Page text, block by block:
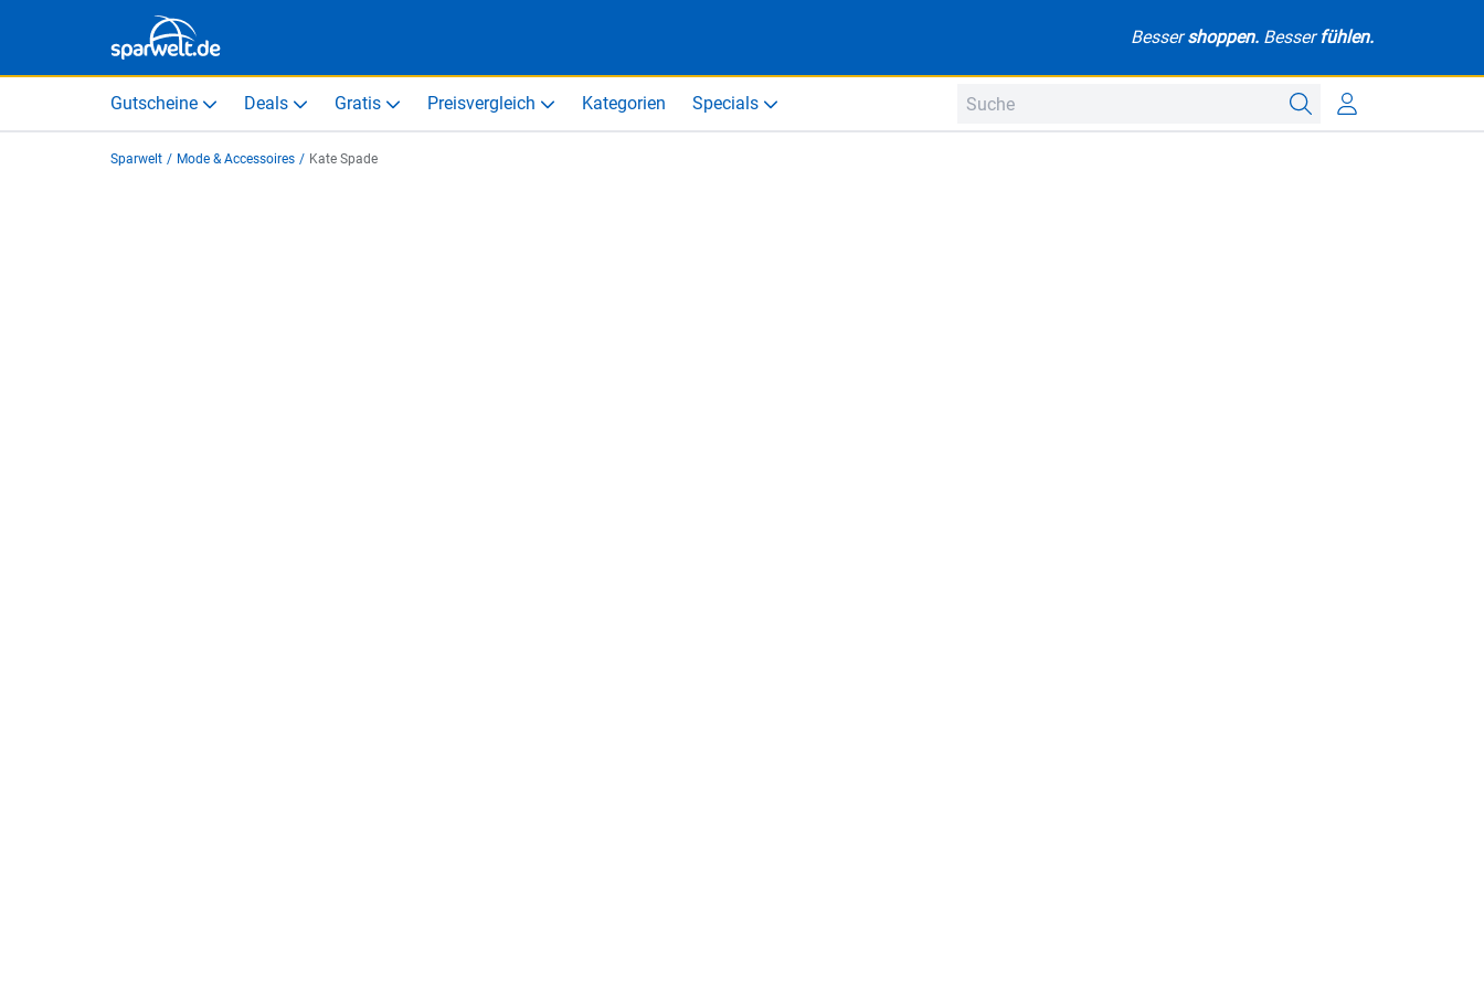
Bessershoppen. Besserfühlen.
Gutscheine Deals Gratis Preisvergleich Kategorien Specials
Sparwelt / Mode & Accessoires / Kate Spade